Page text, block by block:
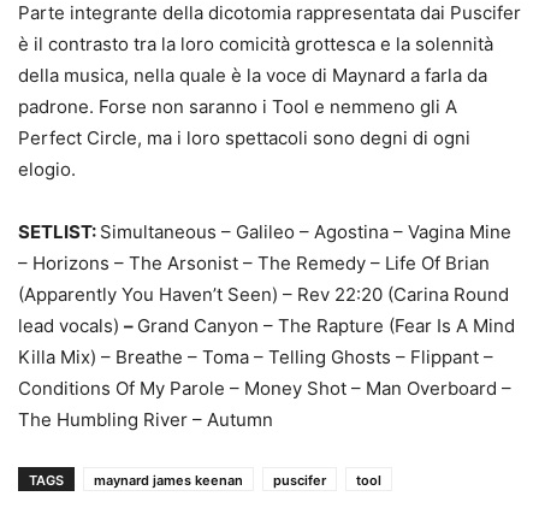
Parte integrante della dicotomia rappresentata dai Puscifer
è il contrasto tra la loro comicità grottesca e la solennità
della musica, nella quale è la voce di Maynard a farla da
padrone. Forse non saranno i Tool e nemmeno gli A
Perfect Circle, ma i loro spettacoli sono degni di ogni
elogio.
SETLIST: Simultaneous – Galileo – Agostina – Vagina Mine
– Horizons – The Arsonist – The Remedy – Life Of Brian
(Apparently You Haven’t Seen) – Rev 22:20 (Carina Round
lead vocals) – Grand Canyon – The Rapture (Fear Is A Mind
Killa Mix) – Breathe – Toma – Telling Ghosts – Flippant –
Conditions Of My Parole – Money Shot – Man Overboard –
The Humbling River – Autumn
TAGS maynard james keenan puscifer tool